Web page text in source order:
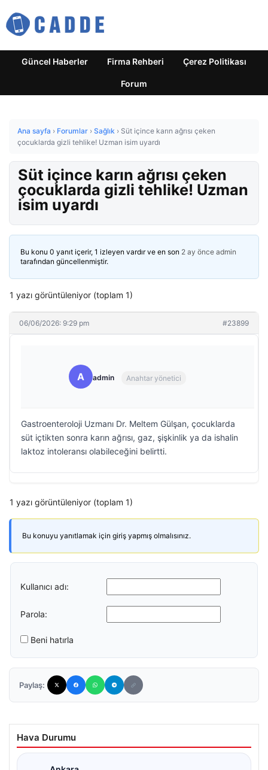
Güncel Haberler Firma Rehberi Çerez Politikası
Forum
Ana sayfa › Forumlar › Sağlık › Süt içince karın ağrısı çeken
çocuklarda gizli tehlike! Uzman isim uyardı
Süt içince karın ağrısı çeken
çocuklarda gizli tehlike! Uzman
isim uyardı
Bu konu 0 yanıt içerir, 1 izleyen vardır ve en son 2 ay önce admin
tarafından güncellenmiştir.
1 yazı görüntüleniyor (toplam 1)
06/06/2026: 9:29 pm #23899
A admin Anahtar yönetici
Gastroenteroloji Uzmanı Dr. Meltem Gülşan, çocuklarda
süt içtikten sonra karın ağrısı, gaz, şişkinlik ya da ishalin
laktoz intoleransı olabileceğini belirtti.
1 yazı görüntüleniyor (toplam 1)
Bu konuyu yanıtlamak için giriş yapmış olmalısınız.
Kullanıcı adı:
Parola:
Beni hatırla
Paylaş:
Hava Durumu